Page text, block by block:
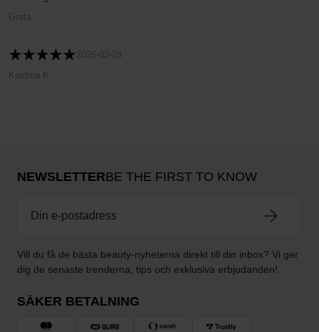
Greta
2026-03-28
Kristina K
NEWSLETTERBE THE FIRST TO KNOW
Vill du få de bästa beauty-nyheterna direkt till din inbox? Vi ger
dig de senaste trenderna, tips och exklusiva erbjudanden!
SÄKER BETALNING